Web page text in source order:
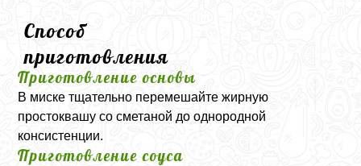
Способ
приготовления
Приготовление основы
В миске тщательно перемешайте жирную
простоквашу со сметаной до однородной
консистенции.
Приготовление соуса